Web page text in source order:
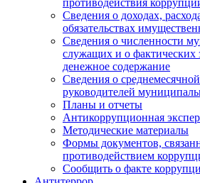
противодействия
Сведения о доходах,
обязательствах
Сведения о численности
служащих и о фактических
денежное содержание
Сведения о
руководителей
Планы и отчеты
Антикоррупционная
Методические материалы
Формы документов,
противодействием
Сообщить о факте